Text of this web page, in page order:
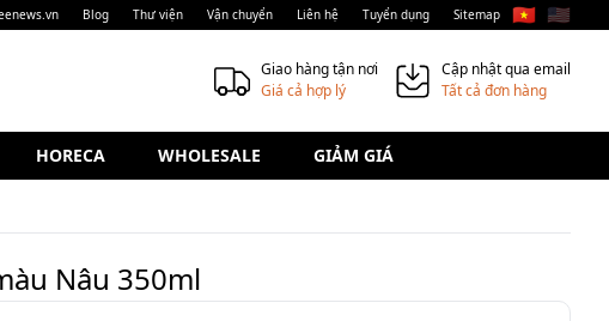
Blog Thư viện Vận chuyển Liên hệ Tuyển dụng Sitemap 🇻🇳 🇺🇸
Giao hàng tận nơi
Giá cả hợp lý
Cập nhật qua email
Tất cả đơn hàng
HORECA WHOLESALE GIẢM GIÁ
Nâu 350ml